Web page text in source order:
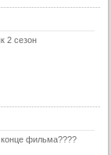
2 сезон
фильма????